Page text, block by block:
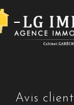
avis client